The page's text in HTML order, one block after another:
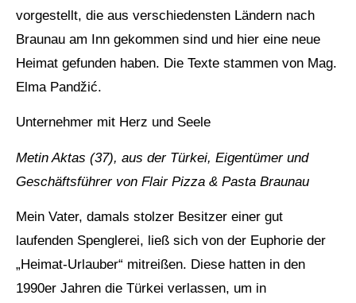
vorgestellt, die aus verschiedensten Ländern nach
Braunau am Inn gekommen sind und hier eine neue
Heimat gefunden haben. Die Texte stammen von Mag.
Elma Pandžić.
Unternehmer mit Herz und Seele
Metin Aktas (37), aus der Türkei, Eigentümer und
Geschäftsführer von Flair Pizza & Pasta Braunau
Mein Vater, damals stolzer Besitzer einer gut
laufenden Spenglerei, ließ sich von der Euphorie der
„Heimat-Urlauber“ mitreißen. Diese hatten in den
1990er Jahren die Türkei verlassen, um in